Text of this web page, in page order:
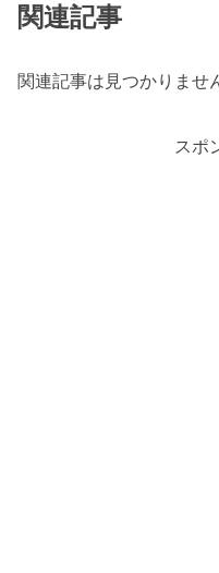
関連記事
関連記事は見つかりませ
スポ